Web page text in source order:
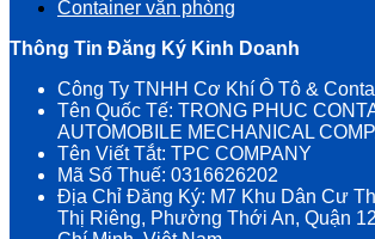
Container văn phòng
Thông Tin Đăng Ký Kinh Doanh
Công Ty TNHH Cơ Khí Ô Tô &
Tên Quốc Tế: TRONG PHUC
AUTOMOBILE MECHANICAL
Tên Viết Tắt: TPC COMPANY
Mã Số Thuế: 0316626202
Địa Chỉ Đăng Ký: M7 Khu Dân Cư
Thị Riêng, Phường Thới An, Quận